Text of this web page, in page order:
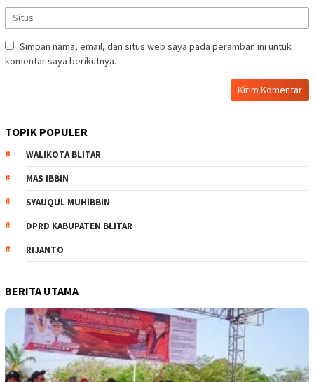
Simpan nama, email, dan situs web saya pada peramban ini untuk
komentar saya berikutnya.
TOPIK POPULER
WALIKOTA BLITAR
MAS IBBIN
SYAUQUL MUHIBBIN
DPRD KABUPATEN BLITAR
RIJANTO
BERITA UTAMA